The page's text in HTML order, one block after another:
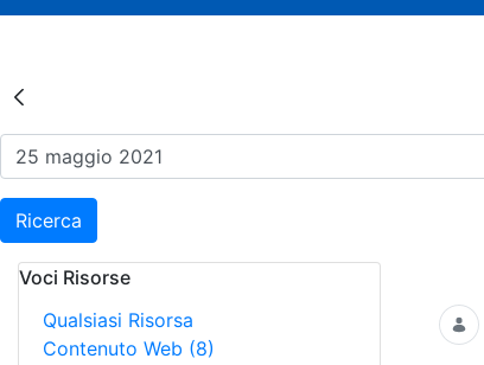
Risultati della Ricerca -
Ricerca
Voci Risorse
Qualsiasi Risorsa
Contenuto Web (8)
Ricerca